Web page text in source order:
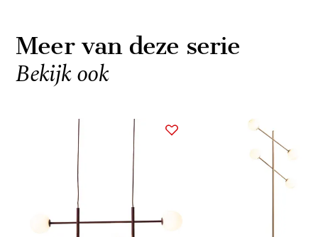
Meer van deze serie
Bekijk ook